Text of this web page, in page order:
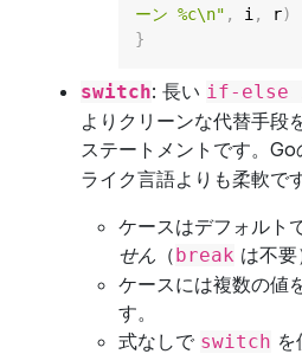
ーン %c\n" , i , r)
}
switch: 長い if-else
よりクリーンな代替手段
ステートメントです。Go
ライク言語よりも柔軟で
ケースはデフォルト
せん （break は不要
ケースには複数の値
す。
式なしで switch を